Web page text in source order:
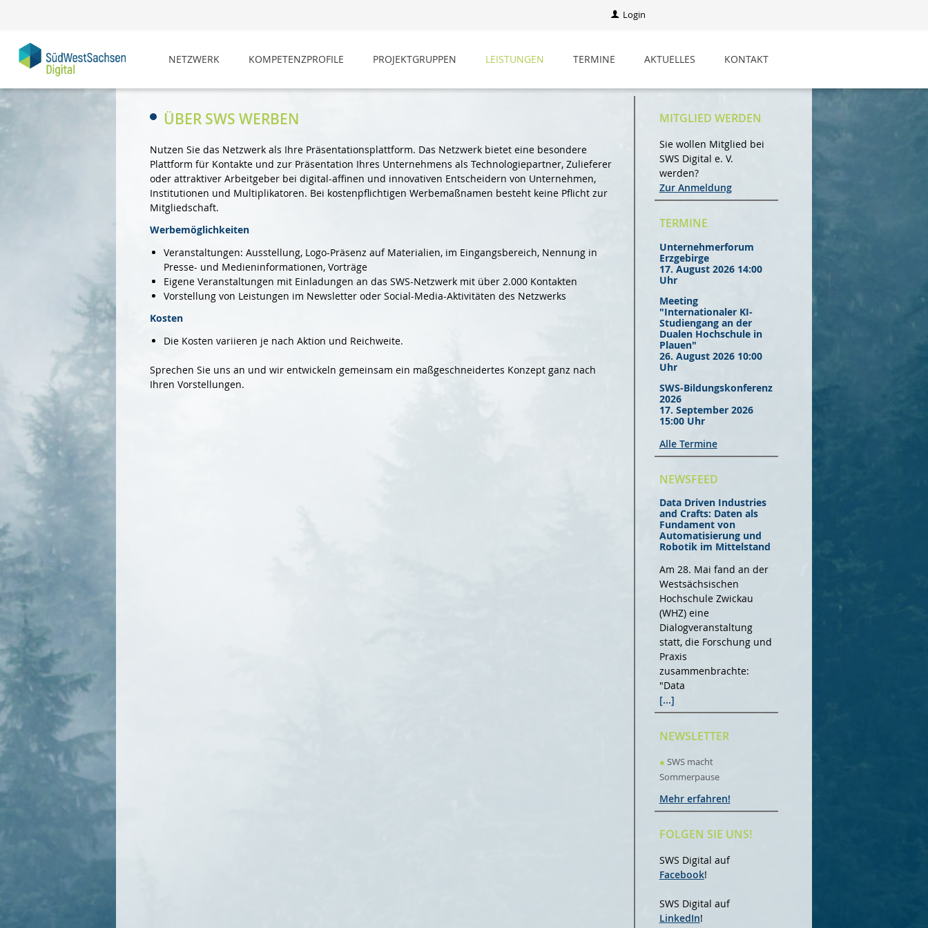
Login
NETZWERK KOMPETENZPROFILE PROJEKTGRUPPEN LEISTUNGEN TERMINE AKTUELLES KONTAKT
ÜBER SWS WERBEN
Nutzen Sie das Netzwerk als Ihre Präsentationsplattform. Das Netzwerk bietet eine besondere
Plattform für Kontakte und zur Präsentation Ihres Unternehmens als Technologiepartner, Zulieferer
oder attraktiver Arbeitgeber bei digital-affinen und innovativen Entscheidern von Unternehmen,
Institutionen und Multiplikatoren. Bei kostenpflichtigen Werbemaßnamen besteht keine Pflicht zur
Mitgliedschaft.
Werbemöglichkeiten
Veranstaltungen: Ausstellung, Logo-Präsenz auf Materialien, im Eingangsbereich, Nennung in
Presse- und Medieninformationen, Vorträge
Eigene Veranstaltungen mit Einladungen an das SWS-Netzwerk mit über 2.000 Kontakten
Vorstellung von Leistungen im Newsletter oder Social-Media-Aktivitäten des Netzwerks
Kosten
Die Kosten variieren je nach Aktion und Reichweite.
Sprechen Sie uns an und wir entwickeln gemeinsam ein maßgeschneidertes Konzept ganz nach
Ihren Vorstellungen.
MITGLIED WERDEN
Sie wollen Mitglied bei
SWS Digital e. V.
werden?
Zur Anmeldung
TERMINE
Unternehmerforum
Erzgebirge
17. August 2026 14:00
Uhr
Meeting
"Internationaler KI-
Studiengang an der
Dualen Hochschule in
Plauen"
26. August 2026 10:00
Uhr
SWS-Bildungskonferenz
2026
17. September 2026
15:00 Uhr
Alle Termine
NEWSFEED
Data Driven Industries
and Crafts: Daten als
Fundament von
Automatisierung und
Robotik im Mittelstand
Am 28. Mai fand an der
Westsächsischen
Hochschule Zwickau
(WHZ) eine
Dialogveranstaltung
statt, die Forschung und
Praxis
zusammenbrachte:
"Data
[...]
NEWSLETTER
● SWS macht
Sommerpause
Mehr erfahren!
FOLGEN SIE UNS!
SWS Digital auf
Facebook!
SWS Digital auf
LinkedIn!